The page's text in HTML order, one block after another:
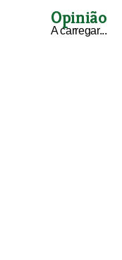
Opinião
A carregar...